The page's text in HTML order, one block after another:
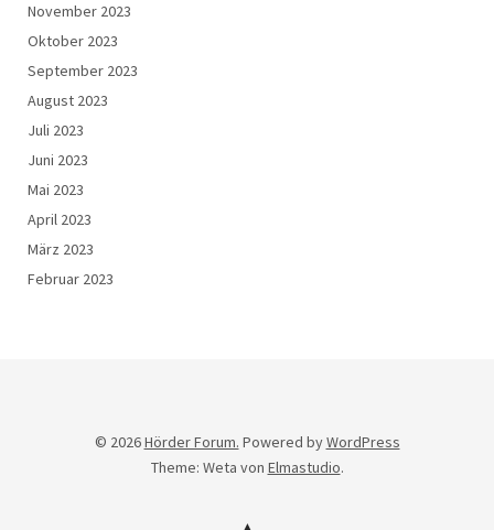
November 2023
Oktober 2023
September 2023
August 2023
Juli 2023
Juni 2023
Mai 2023
April 2023
März 2023
Februar 2023
© 2026Hörder Forum. Powered byWordPress
Theme: Weta von Elmastudio.